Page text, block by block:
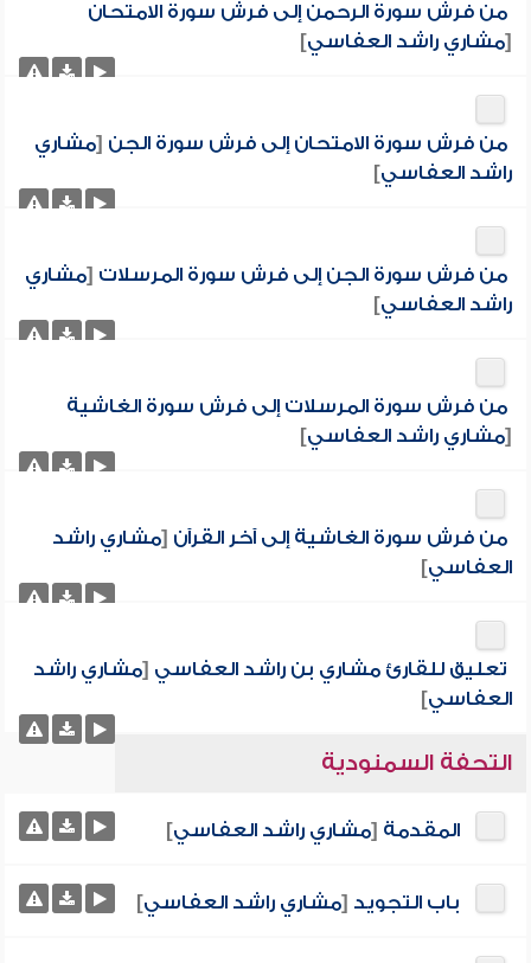
من فرش سورة الرحمن إلى فرش سورة الامتحان
[مشاري راشد العفاسي]
من فرش سورة الامتحان إلى فرش سورة الجن [مشاري
راشد العفاسي]
من فرش سورة الجن إلى فرش سورة المرسلات [مشاري
راشد العفاسي]
من فرش سورة المرسلات إلى فرش سورة الغاشية
[مشاري راشد العفاسي]
من فرش سورة الغاشية إلى آخر القرآن [مشاري راشد
العفاسي]
تعليق للقارئ مشاري بن راشد العفاسي [مشاري راشد
العفاسي]
التحفة السمنودية
المقدمة [مشاري راشد العفاسي]
باب التجويد [مشاري راشد العفاسي]